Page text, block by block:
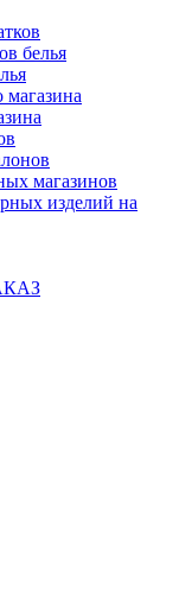
белья
магазина
магазинов
изделий на